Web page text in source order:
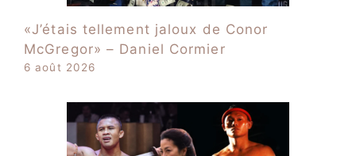
«J’étais tellement jaloux de Conor
McGregor» – Daniel Cormier
6 août 2026